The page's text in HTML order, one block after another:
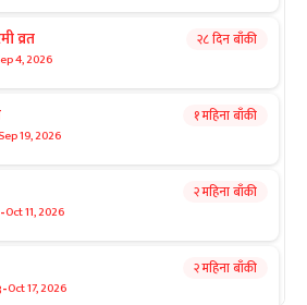
व्रत
4, 2026
२८ दिन बाँकी
Sep 19, 2026
१ महिना बाँकी
-Oct 11, 2026
२ महिना बाँकी
-Oct 17, 2026
२ महिना बाँकी